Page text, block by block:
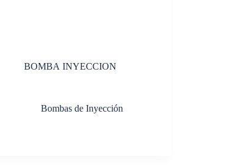
BOMBA INYECCION
Bombas de Inyección